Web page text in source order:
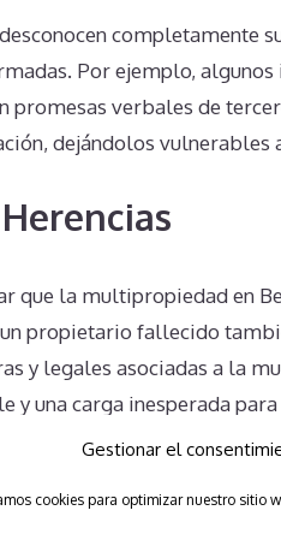
Gestionar el
cookies para optimizar nuestro sitio
completamente
Por ejemplo,
promesas verbales de
dejándolos vulnerables
que la multipropiedad en
propietario fallecido
y legales asociadas a la
y una carga inesperada
en